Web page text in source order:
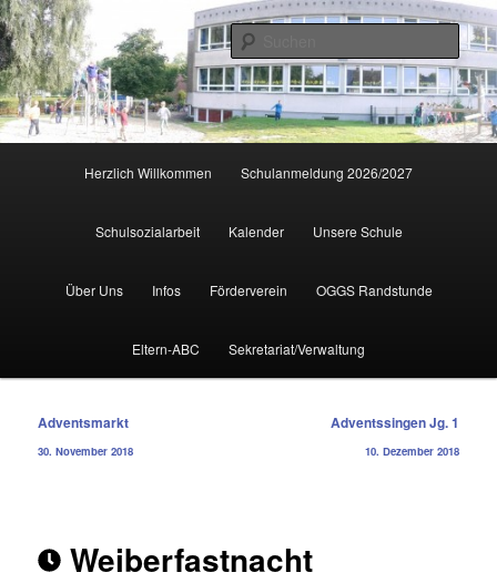
Zum
primären
Inhalt
springen
Herzlich Willkommen Schulanmeldung 2026/2027
Schulsozialarbeit Kalender Unsere Schule
Über Uns Infos Förderverein OGGS Randstunde
Eltern-ABC Sekretariat/Verwaltung
Beitragsnavigation
Adventsmarkt
30. November 2018
Adventssingen Jg. 1
10. Dezember 2018
Weiberfastnacht